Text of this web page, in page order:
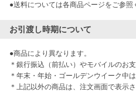
●送料については各商品ページをご参照
お引渡し時期について
●商品により異なります。
＊銀行振込（前払い）やモバイルのお
＊年末・年始・ゴールデンウイーク中
＊上記以外の商品は、注文画面で表示